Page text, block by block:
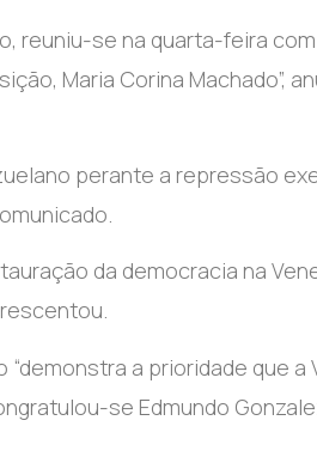
reuniu-se na quarta-feira
Maria Corina Machado”,
perante a repressão
da democracia na
a prioridade que a
se Edmundo